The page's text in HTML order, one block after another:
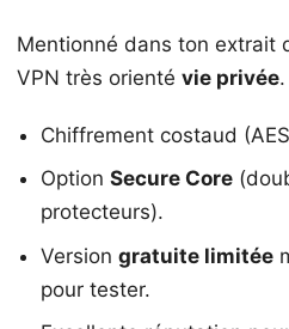
Mentionné dans ton extrait
VPN très orienté vie privée.
Chiffrement costaud
Option Secure Core
protecteurs).
Version gratuite limitée
pour tester.